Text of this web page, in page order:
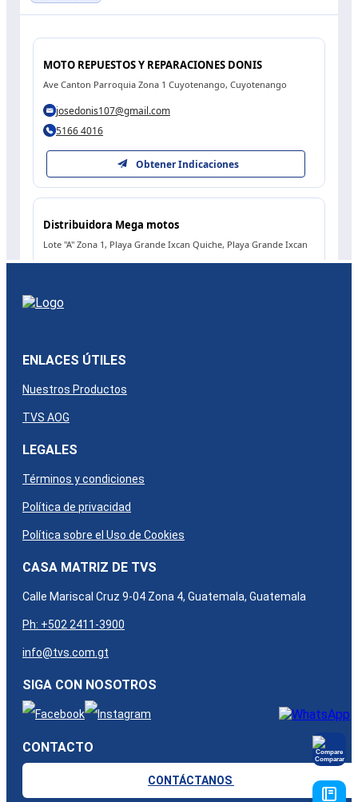
ENLACES ÚTILES
Nuestros Productos
TVS AOG
LEGALES
Términos y condiciones
Política de privacidad
Política sobre el Uso de Cookies
CASA MATRIZ DE TVS
Calle Mariscal Cruz 9-04 Zona 4, Guatemala, Guatemala​
Ph: +502 2411-3900
info@tvs.com.gt
SIGA CON NOSOTROS
CONTACTO
CONTÁCTANOS
Comparar